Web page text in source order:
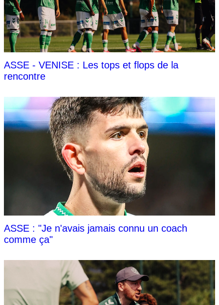
ASSE - VENISE : Les tops et flops de la
rencontre
ASSE : "Je n'avais jamais connu un coach
comme ça"